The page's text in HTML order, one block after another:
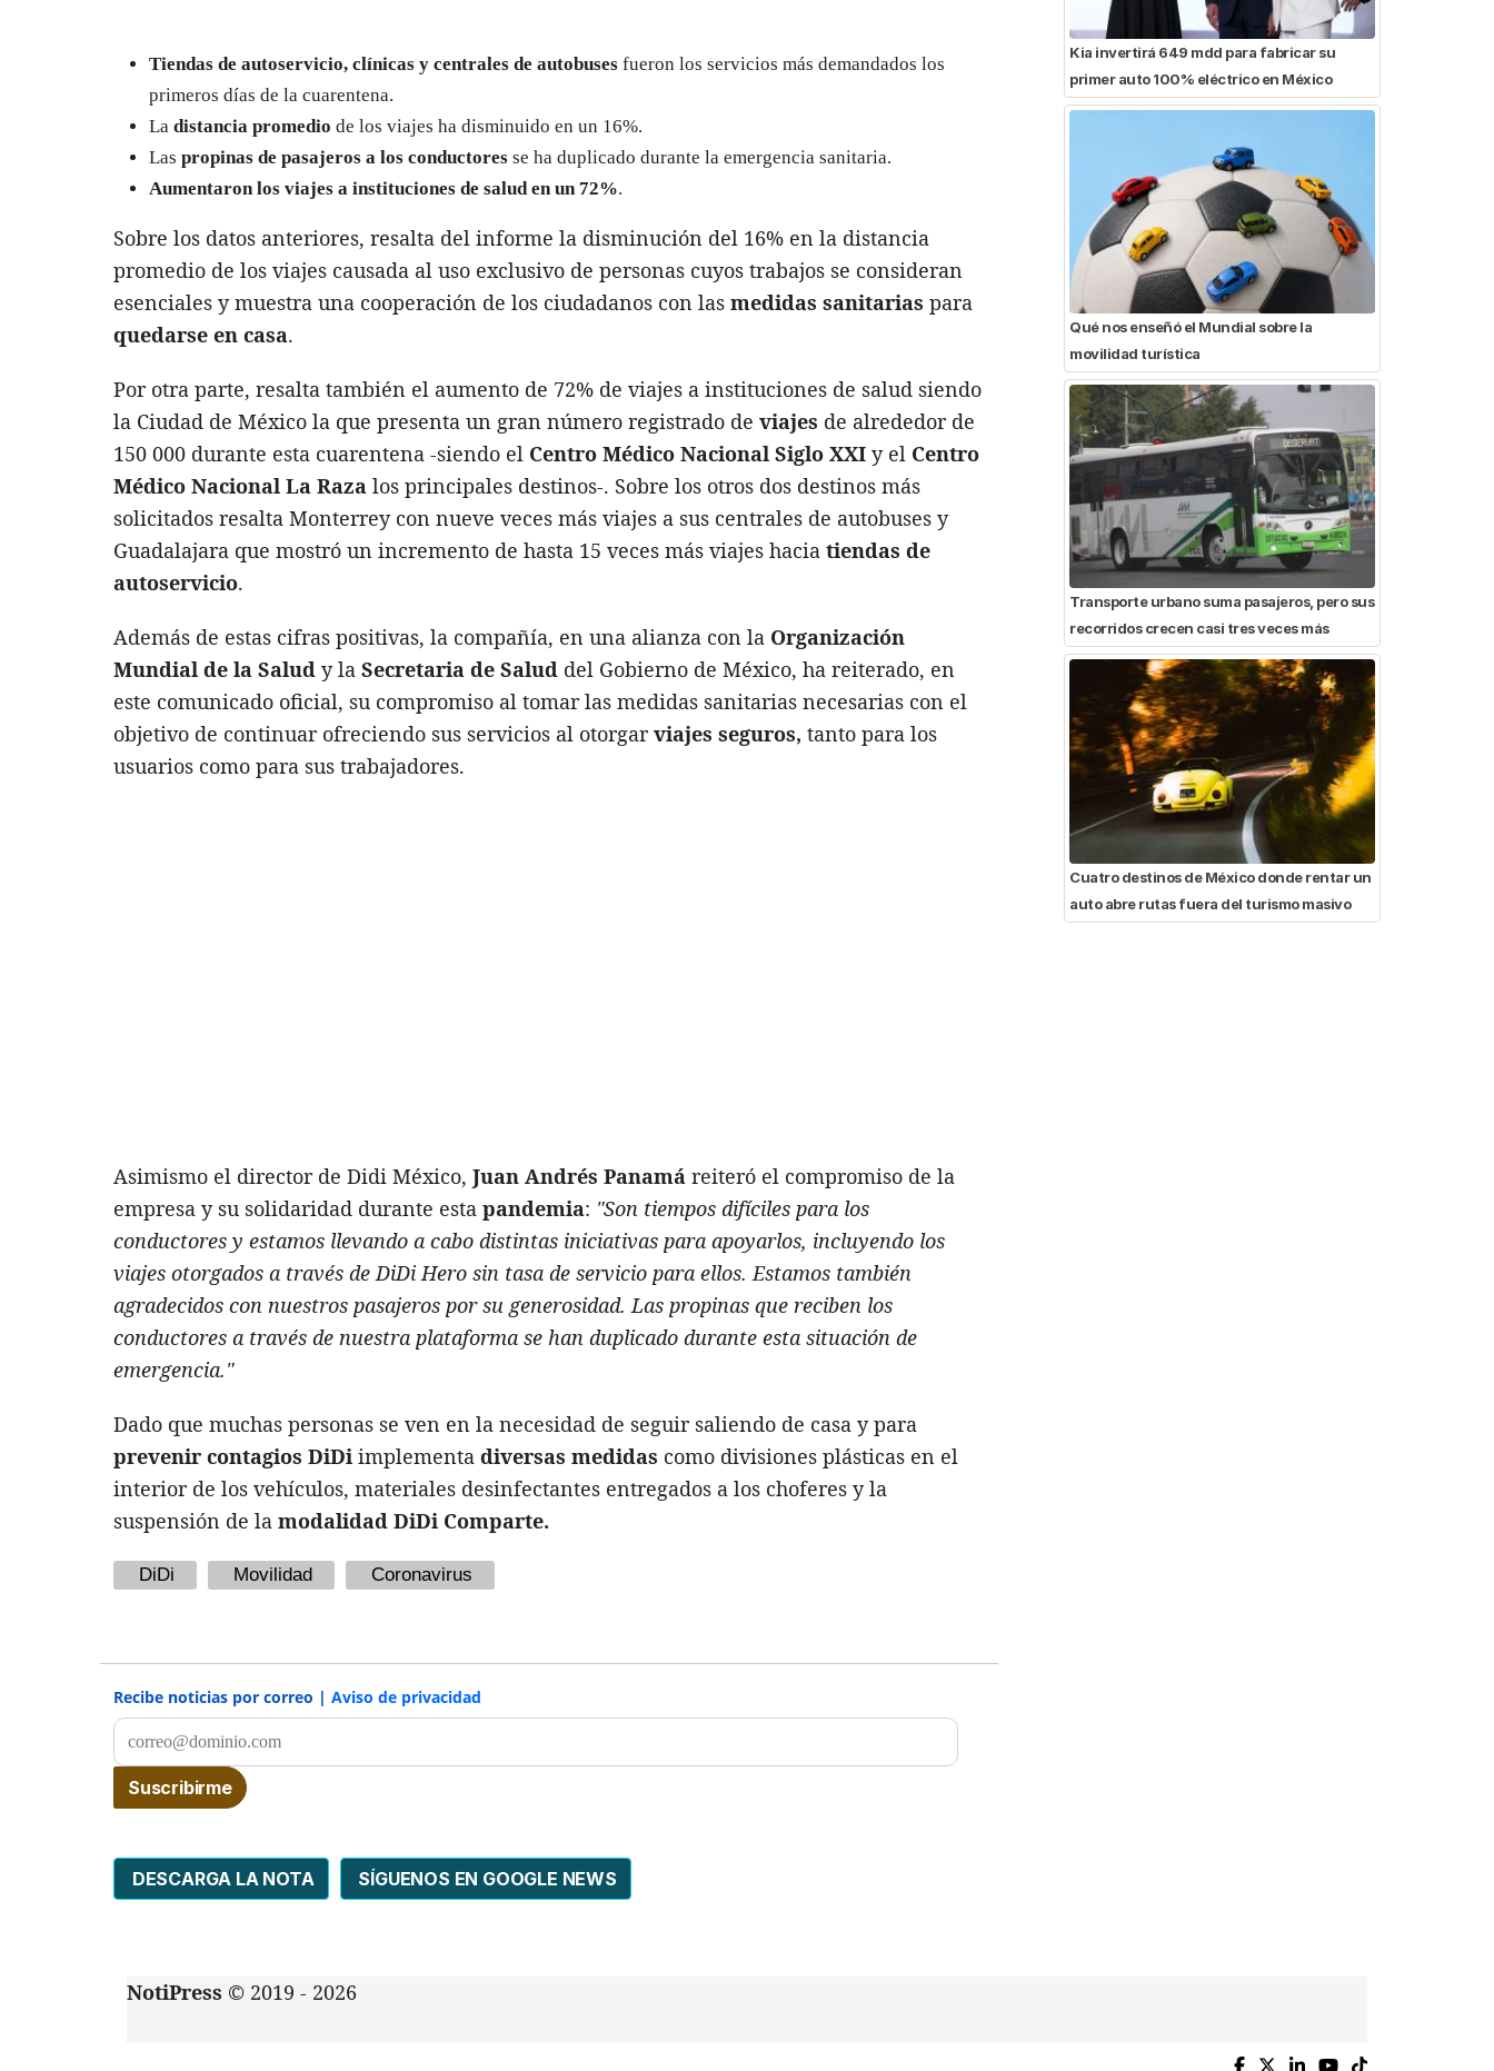
Tiendas de autoservicio, clínicas y centrales de autobuses fueron los servicios más demandados los
primeros días de la cuarentena.
La distancia promedio de los viajes ha disminuido en un 16%.
Las propinas de pasajeros a los conductores se ha duplicado durante la emergencia sanitaria.
Aumentaron los viajes a instituciones de salud en un 72%.
Sobre los datos anteriores, resalta del informe la disminución del 16% en la distancia
promedio de los viajes causada al uso exclusivo de personas cuyos trabajos se consideran
esenciales y muestra una cooperación de los ciudadanos con las medidas sanitarias para
quedarse en casa.
Por otra parte, resalta también el aumento de 72% de viajes a instituciones de salud siendo
la Ciudad de México la que presenta un gran número registrado de viajes de alrededor de
150 000 durante esta cuarentena -siendo el Centro Médico Nacional Siglo XXI y el Centro
Médico Nacional La Raza los principales destinos-. Sobre los otros dos destinos más
solicitados resalta Monterrey con nueve veces más viajes a sus centrales de autobuses y
Guadalajara que mostró un incremento de hasta 15 veces más viajes hacia tiendas de
autoservicio.
Además de estas cifras positivas, la compañía, en una alianza con la Organización
Mundial de la Salud y la Secretaria de Salud del Gobierno de México, ha reiterado, en
este comunicado oficial, su compromiso al tomar las medidas sanitarias necesarias con el
objetivo de continuar ofreciendo sus servicios al otorgarviajes seguros, tanto para los
usuarios como para sus trabajadores.
Asimismo el director de Didi México, Juan Andrés Panamá reiteró el compromiso de la
empresa y su solidaridad durante esta pandemia: "Son tiempos difíciles para los
conductores y estamos llevando a cabo distintas iniciativas para apoyarlos, incluyendo los
viajes otorgados a través de DiDi Hero sin tasa de servicio para ellos. Estamos también
agradecidos con nuestros pasajeros por su generosidad. Las propinas que reciben los
conductores a través de nuestra plataforma se han duplicado durante esta situación de
emergencia."
Dado que muchas personas se ven en la necesidad de seguir saliendo de casa y para
prevenir contagios DiDi implementa diversas medidas como divisiones plásticas en el
interior de los vehículos, materiales desinfectantes entregados a los choferes y la
suspensión de la modalidad DiDi Comparte.
DiDi Movilidad Coronavirus
Recibe noticias por correo | Aviso de privacidad
DESCARGA LA NOTA SÍGUENOS EN GOOGLE NEWS
Kia invertirá 649 mdd para fabricar su
primer auto 100% eléctrico en México
Qué nos enseñó el Mundial sobre la
movilidad turística
Transporte urbano suma pasajeros, pero sus
recorridos crecen casi tres veces más
Cuatro destinos de México donde rentar un
auto abre rutas fuera del turismo masivo
NotiPress © 2019 - 2026